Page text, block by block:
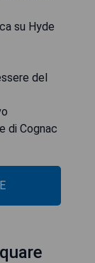
su Hyde
del
di Cognac